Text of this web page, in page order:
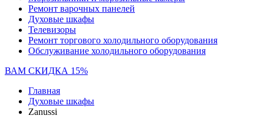
Ремонт варочных панелей
Духовые шкафы
Телевизоры
Ремонт торгового холодильного оборудования
Обслуживание холодильного оборудования
ВАМ СКИДКА 15%
Главная
Духовые шкафы
Zanussi